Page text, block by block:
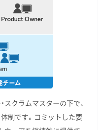
スクラムマスターの下で、
制です。コミットした要